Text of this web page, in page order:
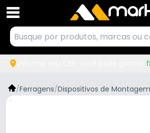
/Ferragens/Dispositivos de Montagem